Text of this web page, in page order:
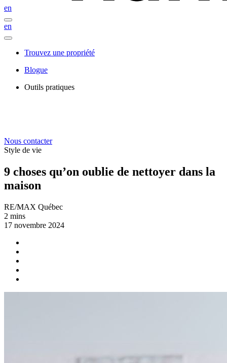
en
en
Trouvez une propriété
Blogue
Outils pratiques
Nous contacter
Style de vie
9 choses qu’on oublie de nettoyer dans la
maison
RE/MAX Québec
2 mins
17 novembre 2024